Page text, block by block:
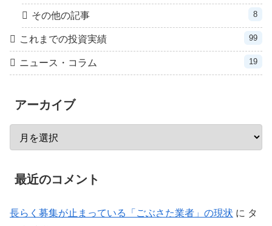
その他の記事 8
これまでの投資実績 99
ニュース・コラム 19
アーカイブ
最近のコメント
長らく募集が止まっている「ごぶさた業者」の現状 に タ